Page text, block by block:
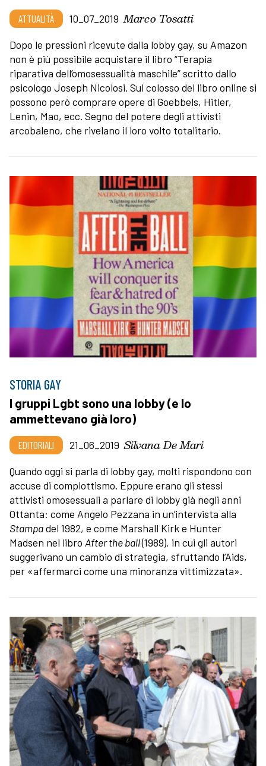
ATTUALITÀ 10_07_2019 Marco Tosatti
Dopo le pressioni ricevute dalla lobby gay, su Amazon
non è più possibile acquistare il libro “Terapia
riparativa dell’omosessualità maschile” scritto dallo
psicologo Joseph Nicolosi. Sul colosso del libro online si
possono però comprare opere di Goebbels, Hitler,
Lenin, Mao, ecc. Segno del potere degli attivisti
arcobaleno, che rivelano il loro volto totalitario.
STORIA GAY
I gruppi Lgbt sono una lobby (e lo
ammettevano già loro)
EDITORIALI 21_06_2019 Silvana De Mari
Quando oggi si parla di lobby gay, molti rispondono con
accuse di complottismo. Eppure erano gli stessi
attivisti omosessuali a parlare di lobby già negli anni
Ottanta: come Angelo Pezzana in un’intervista alla
Stampadel 1982, e come Marshall Kirk e Hunter
Madsen nel libro After the ball(1989), in cui gli autori
suggerivano un cambio di strategia, sfruttando l’Aids,
per «affermarci come una minoranza vittimizzata».